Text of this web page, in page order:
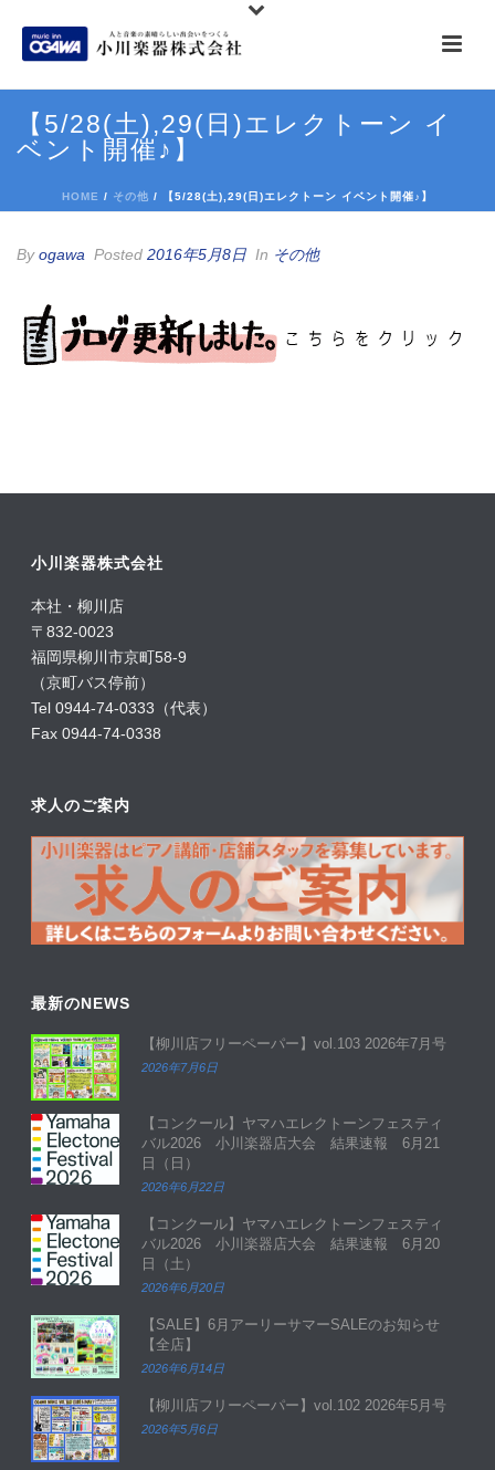
【5/28(土),29(日)エレクトーン イ
ベント開催♪】
HOME / その他 / 【5/28(土),29(日)エレクトーン イベント開催♪】
Byogawa Posted 2016年5月8日 In その他
小川楽器株式会社
本社・柳川店
〒832-0023
福岡県柳川市京町58-9
（京町バス停前）
Tel 0944-74-0333（代表）
Fax 0944-74-0338
求人のご案内
最新のNEWS
【柳川店フリーペーパー】vol.103 2026年7月号
2026年7月6日
【コンクール】ヤマハエレクトーンフェスティ
バル2026 小川楽器店大会 結果速報 6月21
日（日）
2026年6月22日
【コンクール】ヤマハエレクトーンフェスティ
バル2026 小川楽器店大会 結果速報 6月20
日（土）
2026年6月20日
【SALE】6月アーリーサマーSALEのお知らせ
【全店】
2026年6月14日
【柳川店フリーペーパー】vol.102 2026年5月号
2026年5月6日